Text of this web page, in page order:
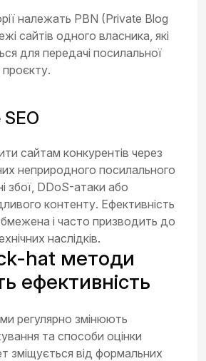
належать PBN (Private Blog
сайтів одного власника, які
для передачі посилальної
сайтам конкурентів через
неприродного посилального
збої, DDoS-атаки або
контенту. Ефективність
і часто призводить до
наслідків.
hat методи
ефективність
регулярно змінюють
та способи оцінки
зміщується від формальних